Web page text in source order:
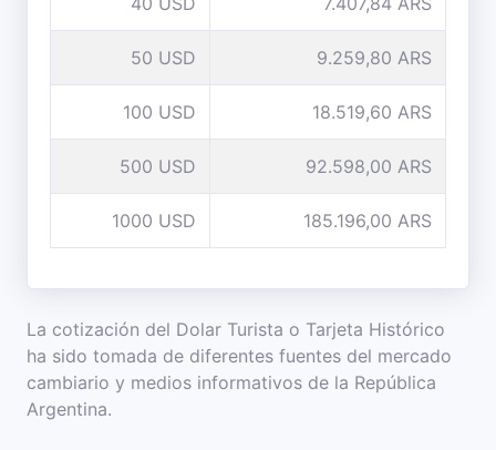
50 USD 9.259,80 ARS
100 USD 18.519,60 ARS
500 USD 92.598,00 ARS
1000 USD 185.196,00 ARS
La cotización del Dolar Turista o Tarjeta Histórico
ha sido tomada de diferentes fuentes del mercado
cambiario y medios informativos de la República
Argentina.